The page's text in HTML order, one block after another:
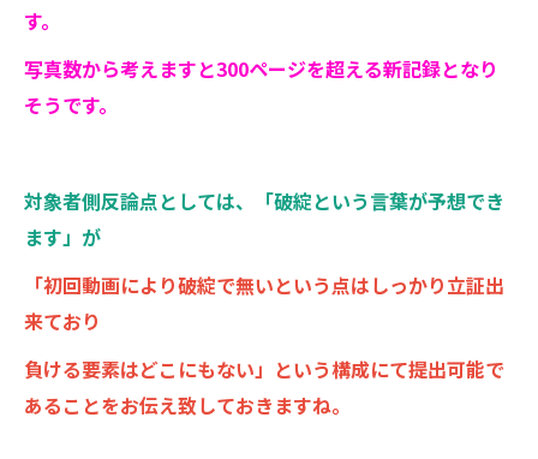
す。
写真数から考えますと300ページを超える新記録となり
そうです。
対象者側反論点としては、「破綻という言葉が予想でき
ます」が
「初回動画により破綻で無いという点はしっかり立証出
来ており
負ける要素はどこにもない」という構成にて提出可能で
あることをお伝え致しておきますね。